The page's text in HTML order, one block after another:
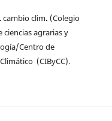
cambio clim. (Colegio
ciencias agrarias y
Centro de
(CIByCC).